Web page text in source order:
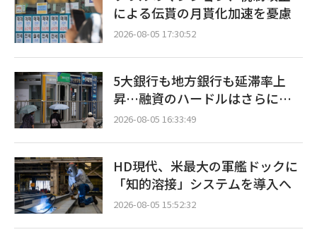
による伝貰の月貰化加速を憂慮
2026-08-05 17:30:52
5大銀行も地方銀行も延滞率上
昇…融資のハードルはさらに高
く
2026-08-05 16:33:49
HD現代、米最大の軍艦ドックに
「知的溶接」システムを導入へ
2026-08-05 15:52:32